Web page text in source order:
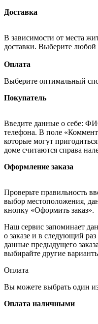
Доставка
В зависимости от места
доставки. Выберите
Оплата
Выберите оптимальный
Покупатель
Введите данные о себе:
телефона. В поле
которые могут
доме считаются справа
Оформление заказа
Проверьте правильность
выбор местоположения,
кнопку «Оформить заказ».
Наш сервис запоминает
о заказе и в следующий
данные предыдущего
выбирайте другие
Оплата
Вы можете выбрать один
Оплата наличными